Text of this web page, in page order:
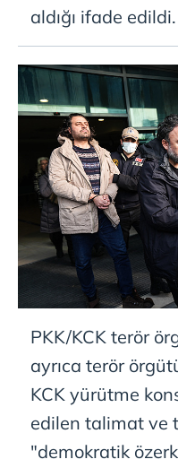
aldığı ifade edildi.
PKK/KCK terör
ayrıca terör
KCK yürütme
edilen talimat ve
"demokratik